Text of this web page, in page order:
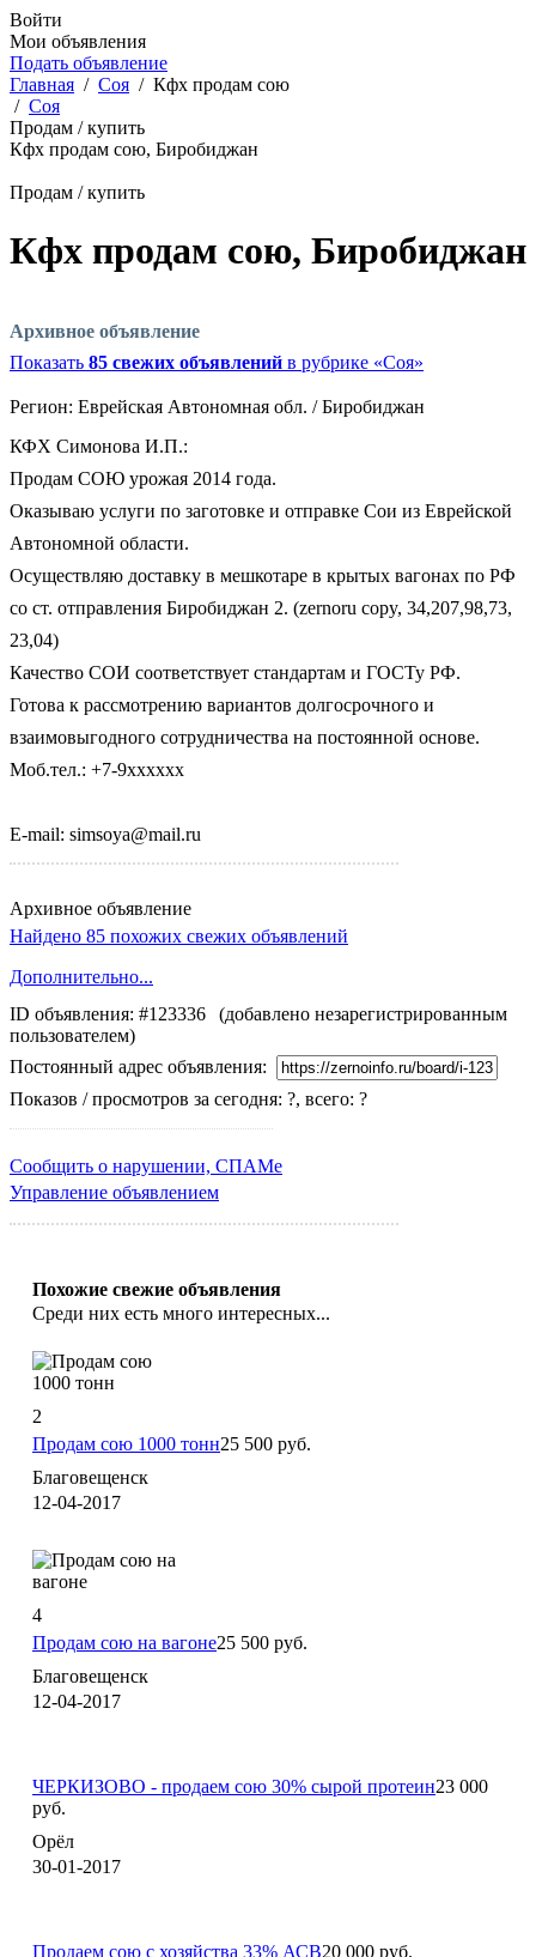
Войти
Мои объявления
Подать объявление
Главная / Соя / Кфх продам сою
/ Соя
Продам / купить
Кфх продам сою, Биробиджан
Продам / купить
Кфх продам сою, Биробиджан
Архивное объявление
Показать 85 свежих объявлений в рубрике «Соя»
Регион: Еврейская Автономная обл. / Биробиджан
КФХ Симонова И.П.:
Продам СОЮ урожая 2014 года.
Оказываю услуги по заготовке и отправке Сои из Еврейской
Автономной области.
Осуществляю доставку в мешкотаре в крытых вагонах по РФ
со ст. отправления Биробиджан 2. (zernoru copy, 34,207,98,73,
23,04)
Качество СОИ соответствует стандартам и ГОСТу РФ.
Готова к рассмотрению вариантов долгосрочного и
взаимовыгодного сотрудничества на постоянной основе.
Моб.тел.: +7-9xxxxxx
E-mail: simsoya@mail.ru
Архивное объявление
Найдено 85 похожих свежих объявлений
Дополнительно...
ID объявления: #123336
(добавлено незарегистрированным
пользователем)
Постоянный адрес объявления:
Показов / просмотров за сегодня: ?, всего: ?
Сообщить о нарушении, СПАМе
Управление объявлением
Похожие свежие объявления
Среди них есть много интересных...
2
Продам сою 1000 тонн25 500 руб.
Благовещенск
12-04-2017
4
Продам сою на вагоне25 500 руб.
Благовещенск
12-04-2017
ЧЕРКИЗОВО - продаем сою 30% сырой протеин23 000
руб.
Орёл
30-01-2017
Продаем сою с хозяйства 33% АСВ20 000 руб.